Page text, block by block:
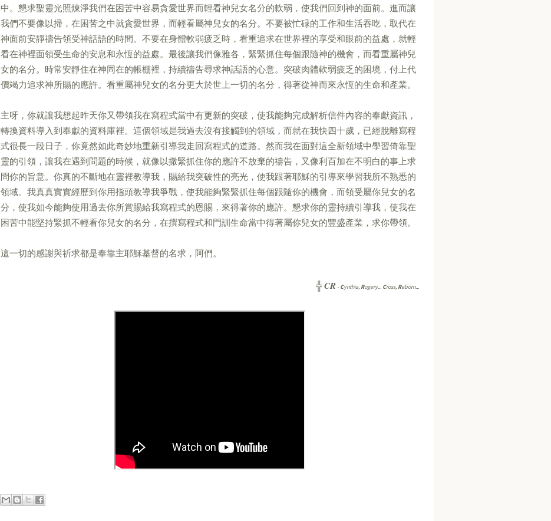
中。懇求聖靈光照煉淨我們在困苦中容易貪愛世界而輕看神兒女名分的軟弱，使我們回到神的面前。進而讓
我們不要像以掃，在困苦之中就貪愛世界，而輕看屬神兒女的名分。不要被忙碌的工作和生活吞吃，取代在
神面前安靜禱告領受神話語的時間。不要在身體軟弱疲乏時，看重追求在世界裡的享受和眼前的益處，就輕
看在神裡面領受生命的安息和永恆的益處。最後讓我們像雅各，緊緊抓住每個跟隨神的機會，而看重屬神兒
女的名分。時常安靜住在神同在的帳棚裡，持續禱告尋求神話語的心意。突破肉體軟弱疲乏的困境，付上代
價竭力追求神所賜的應許。看重屬神兒女的名分更大於世上一切的名分，得著從神而來永恆的生命和產業。
主呀，你就讓我想起昨天你又帶領我在寫程式當中有更新的突破，使我能夠完成解析信件內容的奉獻資訊，
轉換資料導入到奉獻的資料庫裡。這個領域是我過去沒有接觸到的領域，而就在我快四十歲，已經脫離寫程
式很長一段日子，你竟然如此奇妙地重新引導我走回寫程式的道路。然而我在面對這全新領域中學習倚靠聖
靈的引領，讓我在遇到問題的時候，就像以撒緊抓住你的應許不放棄的禱告，又像利百加在不明白的事上求
問你的旨意。你真的不斷地在靈裡教導我，賜給我突破性的亮光，使我跟著耶穌的引導來學習我所不熟悉的
領域。我真真實實經歷到你用指頭教導我爭戰，使我能夠緊緊抓住每個跟隨你的機會，而領受屬你兒女的名
分，使我如今能夠使用過去你所賞賜給我寫程式的恩賜，來得著你的應許。懇求你的靈持續引導我，使我在
困苦中能堅持緊抓不輕看你兒女的名分，在撰寫程式和門訓生命當中得著屬你兒女的豐盛產業，求你帶領。
這一切的感謝與祈求都是奉靠主耶穌基督的名求，阿們。
╬CR -Cynthia, Rogery... Cross, Reborn...